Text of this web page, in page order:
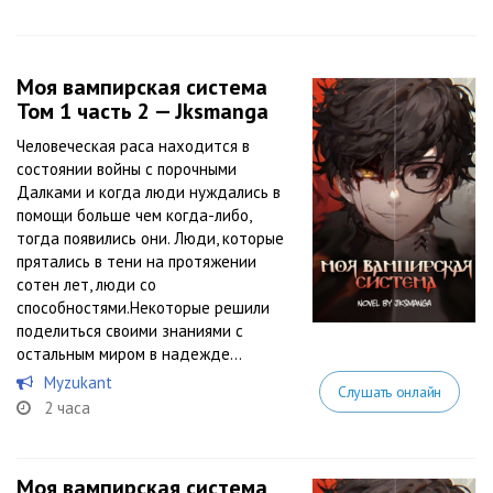
Моя вампирская система
Том 1 часть 2 — Jksmanga
Человеческая раса находится в
состоянии войны с порочными
Далками и когда люди нуждались в
помощи больше чем когда-либо,
тогда появились они. Люди, которые
прятались в тени на протяжении
сотен лет, люди со
способностями.Некоторые решили
поделиться своими знаниями с
остальным миром в надежде...
Myzukant
2 часа
Слушать онлайн